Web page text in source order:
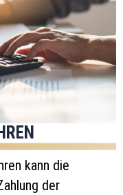
kann die
der